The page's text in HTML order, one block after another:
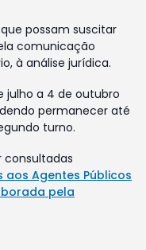
possam suscitar
comunicação
à análise jurídica.
julho a 4 de outubro
permanecer até
turno.
consultadas
Agentes Públicos
pela